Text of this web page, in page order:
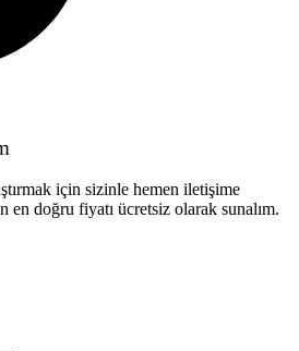
için sizinle hemen iletişime
en doğru fiyatı ücretsiz olarak sunalım.